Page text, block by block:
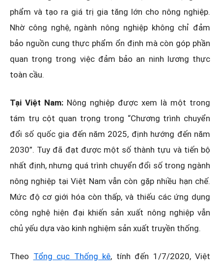
phẩm và tạo ra giá trị gia tăng lớn cho nông nghiệp.
Nhờ công nghệ, ngành nông nghiệp không chỉ đảm
bảo nguồn cung thực phẩm ổn định mà còn góp phần
quan trọng trong việc đảm bảo an ninh lương thực
toàn cầu.
Tại Việt Nam: Nông nghiệp được xem là một trong
tám trụ cột quan trọng trong “Chương trình chuyển
đổi số quốc gia đến năm 2025, định hướng đến năm
2030”. Tuy đã đạt được một số thành tựu và tiến bộ
nhất định, nhưng quá trình chuyển đổi số trong ngành
nông nghiệp tại Việt Nam vẫn còn gặp nhiều hạn chế.
Mức độ cơ giới hóa còn thấp, và thiếu các ứng dụng
công nghệ hiện đại khiến sản xuất nông nghiệp vẫn
chủ yếu dựa vào kinh nghiệm sản xuất truyền thống.
Theo Tổng cục Thống kê, tính đến 1/7/2020, Việt